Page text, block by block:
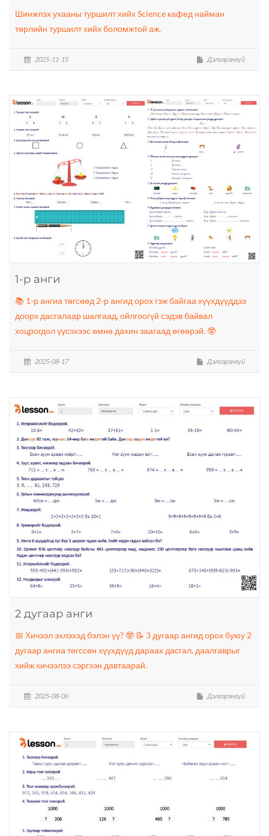
Шинжлэх ухааны туршилт хийх Science кафед найман
төрлийн туршилт хийх боломжтой аж.
2025-11-15 Дэлгэрэнгүй
1-р анги
📚 1-р ангиа төгсөөд 2-р ангид орох гэж байгаа хүүхдүүддээ
доорх дасгалаар шалгаад, ойлгоогүй сэдэв байвал
хоцрогдол үүсэхээс өмнө дахин заагаад өгөөрэй. 🤓
2025-08-17 Дэлгэрэнгүй
2 дугаар анги
📅 Хичээл эхлэхэд бэлэн үү? 🤓 📝 3 дугаар ангид орох буюу 2
дугаар ангиа төгссөн хүүхдүүд дараах дасгал, даалгаврыг
хийж хичээлээ сэргээн давтаарай.
2025-08-06 Дэлгэрэнгүй